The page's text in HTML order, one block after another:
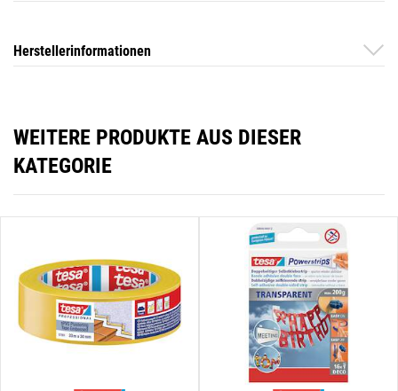
Herstellerinformationen
WEITERE PRODUKTE AUS DIESER
KATEGORIE